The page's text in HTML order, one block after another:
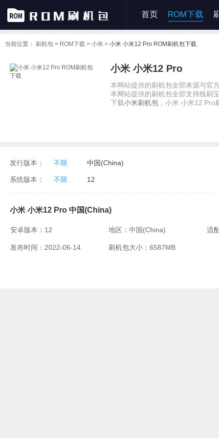
首页 ROM下载
当前位置： 刷机包 > ROM下载 > 小米 > 小米 小米12 Pro ROM刷机包下载
小米 小米12 Pro
本网站提供的刷机包全部来源与官
本网站提供的刷机包全部支持线刷
下载小米刷机包 ，小米 小米12
发行版本： 不限 中国(China)
系统版本： 不限 12
小米 小米12 Pro 中国(China)
安卓版本：12
发布时间：2022-06-14
地区：中国(China)
刷机包大小：6587MB
适